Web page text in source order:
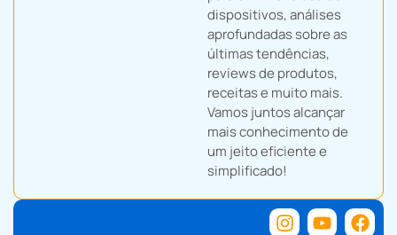
dispositivos, análises
aprofundadas sobre as
últimas tendências,
reviews de produtos,
receitas e muito mais.
Vamos juntos alcançar
mais conhecimento de
um jeito eficiente e
simplificado!